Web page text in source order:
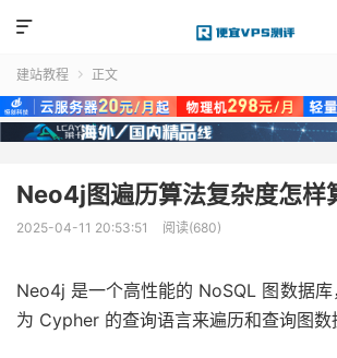

建站教程  正文
Neo4j图遍历算法复杂度怎样
2025-04-11 20:53:51 阅读(680)
Neo4j 是一个高性能的 NoSQL 图数据
为 Cypher 的查询语言来遍历和查询图数